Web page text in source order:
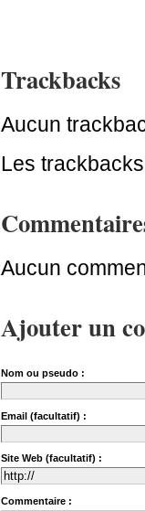
Trackbacks
Aucun
Les
Aucun
Ajouter un
Nom ou pseudo :
Email (facultatif) :
Site Web (facultatif) :
Commentaire :